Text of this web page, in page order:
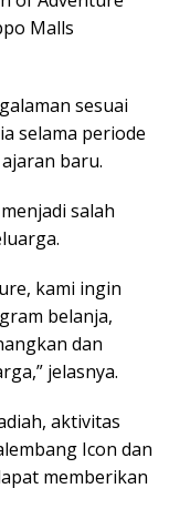
Malls
sesuai
selama periode
baru.
salah
kami ingin
belanja,
dan
jelasnya.
aktivitas
Icon dan
memberikan